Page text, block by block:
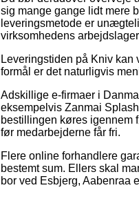
sig mange gange lidt mere
leveringsmetode er
virksomhedens
Leveringstiden på Kniv
formål er det naturligvis
Adskillige e-firmaer i
eksempelvis Zanmai
bestillingen køres igennem
før medarbejderne får fri.
Flere online forhandlere
bestemt sum. Ellers skal
bor ved Esbjerg, Aabenraa